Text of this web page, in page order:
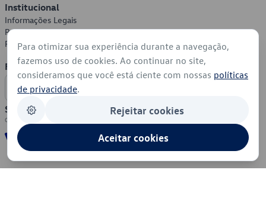
Institucional
Informações Legais
Política de Privacidade
Política de Cookies
Formas de Pagamento
Segurança
Para otimizar sua experiência durante a navegação,
fazemos uso de cookies. Ao continuar no site,
consideramos que você está ciente com nossas políticas
de privacidade.
Rejeitar cookies
Aceitar cookies